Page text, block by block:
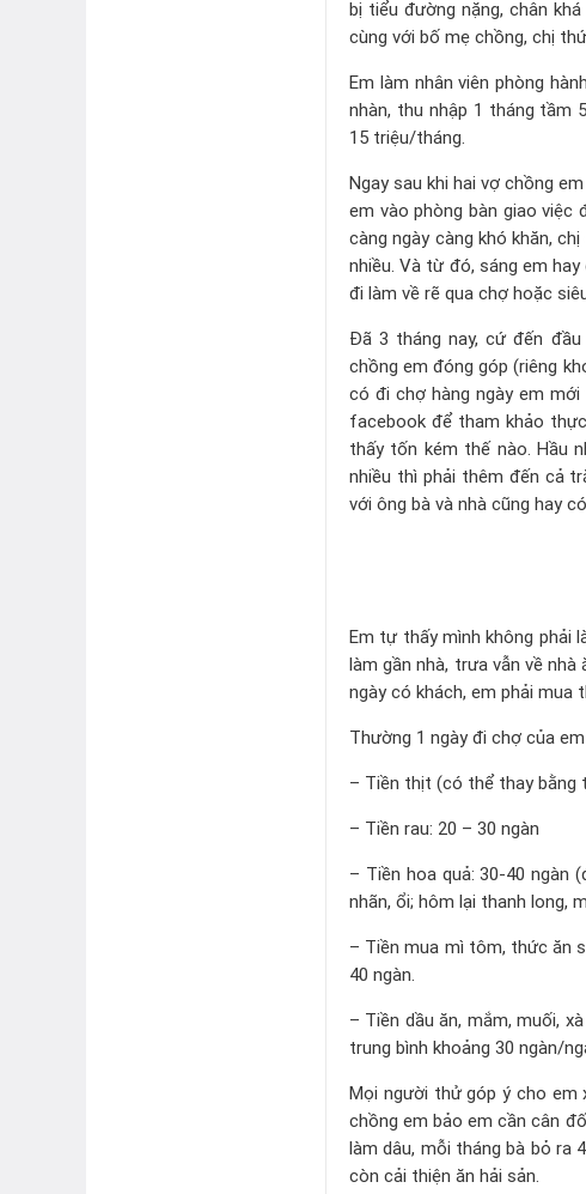
bị tiểu đường nặng, chân
cùng với bố mẹ chồng, chị
Em làm nhân viên phòng
nhàn, thu nhập 1 tháng tầm
15 triệu/tháng.
Ngay sau khi hai vợ chồng
em vào phòng bàn giao việc
càng ngày càng khó khăn,
nhiều. Và từ đó, sáng em
đi làm về rẽ qua chợ hoặc
Đã 3 tháng nay, cứ đến
chồng em đóng góp (riêng
có đi chợ hàng ngày em
facebook để tham khảo
thấy tốn kém thế nào. Hầu
nhiều thì phải thêm đến cả
với ông bà và nhà cũng hay
Em tự thấy mình không phải
làm gần nhà, trưa vẫn về
ngày có khách, em phải mua
Thường 1 ngày đi chợ của
– Tiền thịt (có thể thay bằng
– Tiền rau: 20 – 30 ngàn
– Tiền hoa quả: 30-40 ngàn
nhãn, ổi; hôm lại thanh long,
– Tiền mua mì tôm, thức ăn
40 ngàn.
– Tiền dầu ăn, mắm, muối,
trung bình khoảng 30 ngàn/
Mọi người thử góp ý cho em
chồng em bảo em cần cân
làm dâu, mỗi tháng bà bỏ ra
còn cải thiện ăn hải sản.